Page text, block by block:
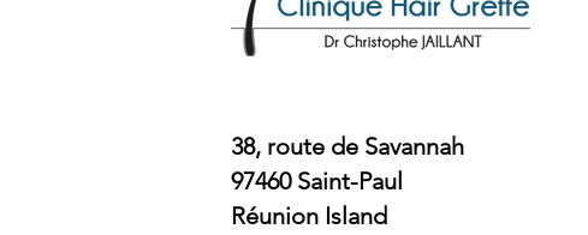
38, route de Savannah
97460 Saint-Paul
Réunion Island